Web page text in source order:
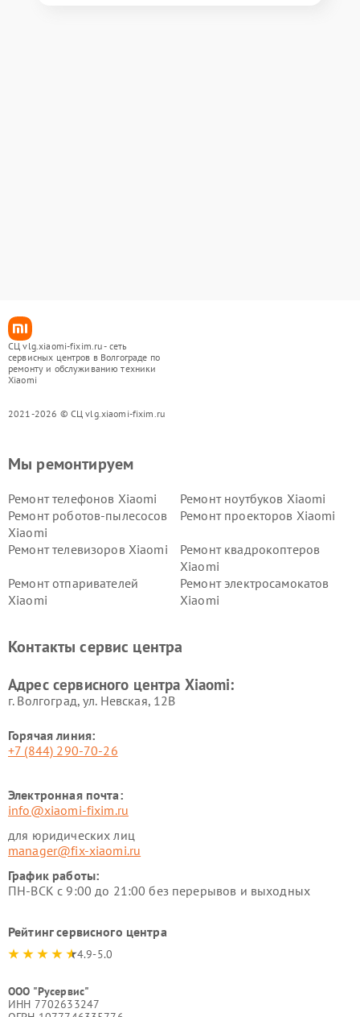
СЦ vlg.xiaomi-fixim.ru - сеть
сервисных центров в Волгограде по
ремонту и обслуживанию техники
Xiaomi
2021-2026 © СЦ vlg.xiaomi-fixim.ru
Мы ремонтируем
Ремонт телефонов Xiaomi
Ремонт ноутбуков Xiaomi
Ремонт роботов-пылесосов
Xiaomi
Ремонт проекторов Xiaomi
Ремонт телевизоров Xiaomi
Ремонт квадрокоптеров
Xiaomi
Ремонт отпаривателей
Xiaomi
Ремонт электросамокатов
Xiaomi
Ремонт стиральных машин
Ремонт смарт-часов Xiaomi
Контакты сервис центра
Адрес сервисного центра Xiaomi:
г. Волгоград, ул. Невская, 12В
Горячая линия:
+7 (844) 290-70-26
Электронная почта:
info@xiaomi-fixim.ru
для юридических лиц
manager@fix-xiaomi.ru
График работы:
ПН-ВСК с 9:00 до 21:00 без перерывов и выходных
Рейтинг сервисного центра
4.9-5.0
ООО "Русервис"
ИНН 7702633247